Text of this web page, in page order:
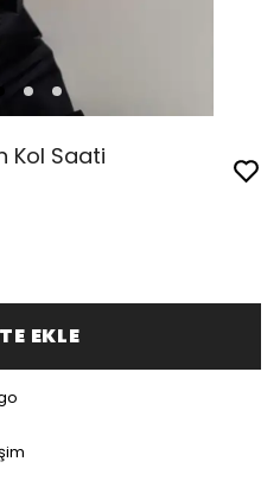
Kol Saati
EKLE